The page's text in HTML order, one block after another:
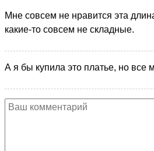
Мне совсем не нравится эта
какие-то совсем не складные.
А я бы купила это платье, но все